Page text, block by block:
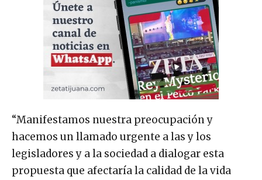
“Manifestamos nuestra preocupación y
hacemos un llamado urgente a las y los
legisladores y a la sociedad a dialogar esta
propuesta que afectaría la calidad de la vida